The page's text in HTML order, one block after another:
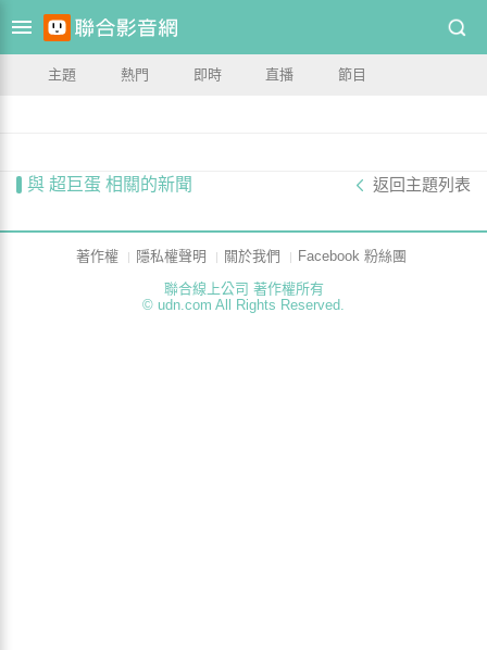
主題 熱門 即時 直播 節目
與 超巨蛋 相關的新聞 返回主題列表
著作權 隱私權聲明 關於我們
Facebook 粉絲團
聯合線上公司 著作權所有
© udn.com All Rights Reserved.